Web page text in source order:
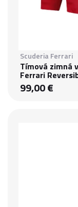
Scuderia Ferrari
Tímová zimná
Ferrari
99,00 €